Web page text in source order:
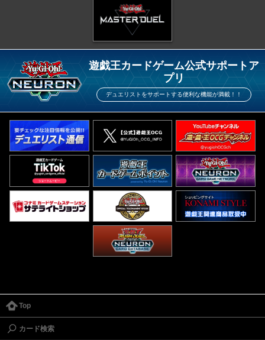
遊戯王カードゲーム公式サポートア
プリ
デュエリストをサポートする便利な機能が満載！！
Top
カード検索